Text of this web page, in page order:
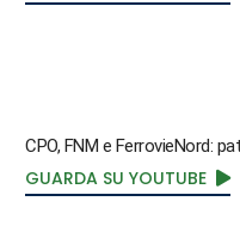
CPO, FNM e FerrovieNord:
GUARDA SU YOUTUBE